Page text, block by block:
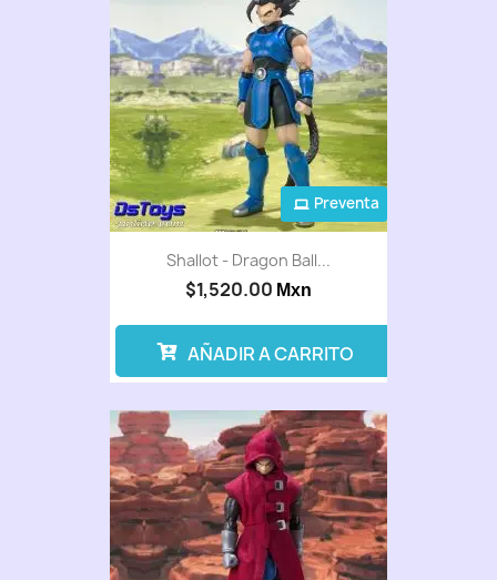
Shallot - Dragon Ball...
$1,520.00 Mxn
Preventa
AÑADIR A CARRITO